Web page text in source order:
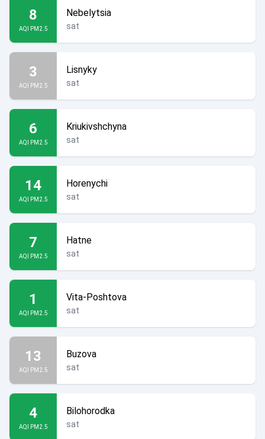
8
AQI PM2.5
Nebelytsia
sat
3
AQI PM2.5
Lisnyky
sat
6
AQI PM2.5
Kriukivshchyna
sat
14
AQI PM2.5
Horenychi
sat
7
AQI PM2.5
Hatne
sat
1
AQI PM2.5
Vita-Poshtova
sat
13
AQI PM2.5
Buzova
sat
4
AQI PM2.5
Bilohorodka
sat